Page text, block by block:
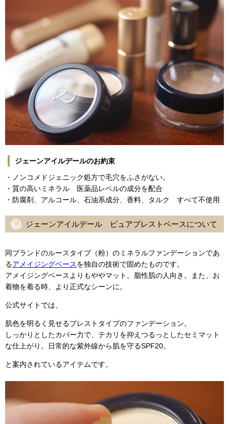
ジェーンアイルデールのお約束
・ノンコメドジェニック処方で毛穴をふさがない。
・質の高いミネラル 医薬品レベルの成分を配合
・防腐剤、アルコール、石油系成分、香料、タルク すべて不使用
ジェーンアイルデール ピュアプレストベースについて
同ブランドのルースタイプ（粉）のミネラルファンデーションであ
るアメイジングベースを独自の技術で固めたものです。
アメイジングベースよりもややマット。脂性肌の人向き。また、お
着物を着る時、より正式なシーンに。
公式サイトでは、
肌色を明るく見せるプレストタイプのファンデーション。
しっかりとしたカバー力で、テカリを抑えつるっとしたセミマット
な仕上がり。日常的な紫外線から肌を守るSPF20。
と案内されているアイテムです。